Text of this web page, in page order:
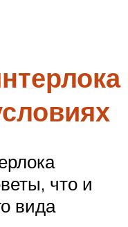
что и
вида